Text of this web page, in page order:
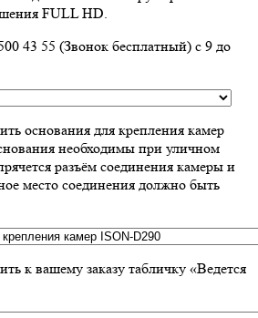
FULL HD.
43 55 (Звонок бесплатный) с 9 до
основания для крепления камер
необходимы при уличном
разъём соединения камеры и
место соединения должно быть
к вашему заказу табличку «Ведется